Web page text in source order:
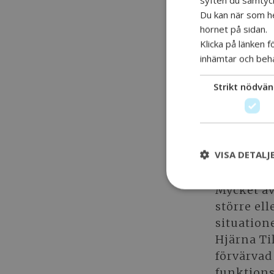
BOSSE
som rör
och
Läs mer
Mycket
större
Hjärna
Du kan när som
hörnet på sidan.
Klicka på länken
inhämtar och
Strikt
VISA